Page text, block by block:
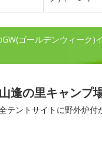
ゴールデンウィーク)
山逢の里キャンプ
テントサイトに野外炉付